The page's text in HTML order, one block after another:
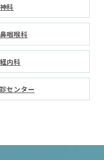
科
咽喉科
内科
センター